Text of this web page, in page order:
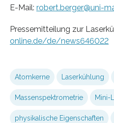
E-Mail: robert.berger@uni-
Pressemitteilung zur
online.de/de/news646022
Atomkerne Laserkühlung
Massenspektrometrie Mini-
physikalische Eigenschaften